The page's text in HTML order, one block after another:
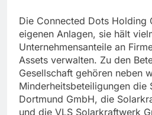
Die Connected Dots Holding
eigenen Anlagen, sie hält
Unternehmensanteile an
Assets verwalten. Zu den
Gesellschaft gehören neben
Minderheitsbeteiligungen die
Dortmund GmbH, die
und die VLS Solarkraftwerk